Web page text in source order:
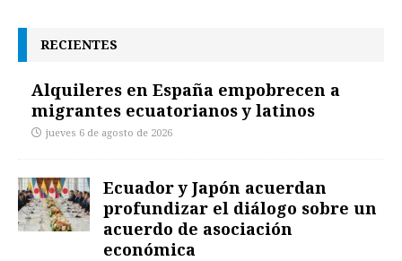
RECIENTES
Alquileres en España empobrecen a
migrantes ecuatorianos y latinos
jueves 6 de agosto de 2026
Ecuador y Japón acuerdan
profundizar el diálogo sobre un
acuerdo de asociación
económica